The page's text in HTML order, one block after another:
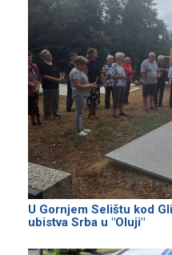
U Gornjem Selištu kod
ubistva Srba u "Oluji"